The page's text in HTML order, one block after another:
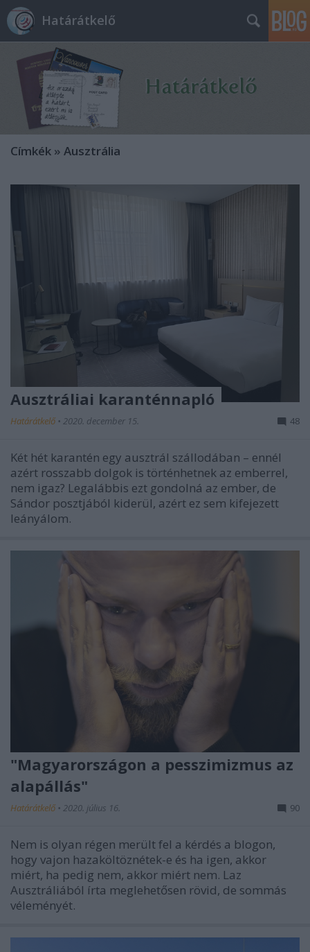
Határátkelő
Címkék » Ausztrália
Ausztráliai karanténnapló
Határátkelő • 2020. december 15. 48
Két hét karantén egy ausztrál szállodában – ennél
azért rosszabb dolgok is történhetnek az emberrel,
nem igaz? Legalábbis ezt gondolná az ember, de
Sándor posztjából kiderül, azért ez sem kifejezett
leányálom.
"Magyarországon a pesszimizmus az
alapállás"
Határátkelő • 2020. július 16. 90
Nem is olyan régen merült fel a kérdés a blogon,
hogy vajon hazaköltöznétek-e és ha igen, akkor
miért, ha pedig nem, akkor miért nem. Laz
Ausztráliából írta meglehetősen rövid, de sommás
véleményét.